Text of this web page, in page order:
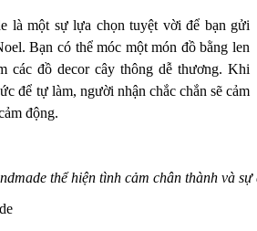
là một sự lựa chọn tuyệt vời để bạn gửi
Bạn có thể móc một món đồ bằng len
các đồ decor cây thông dễ thương. Khi
để tự làm, người nhận chắc chắn sẽ cảm
động.
thể hiện tình cảm chân thành và